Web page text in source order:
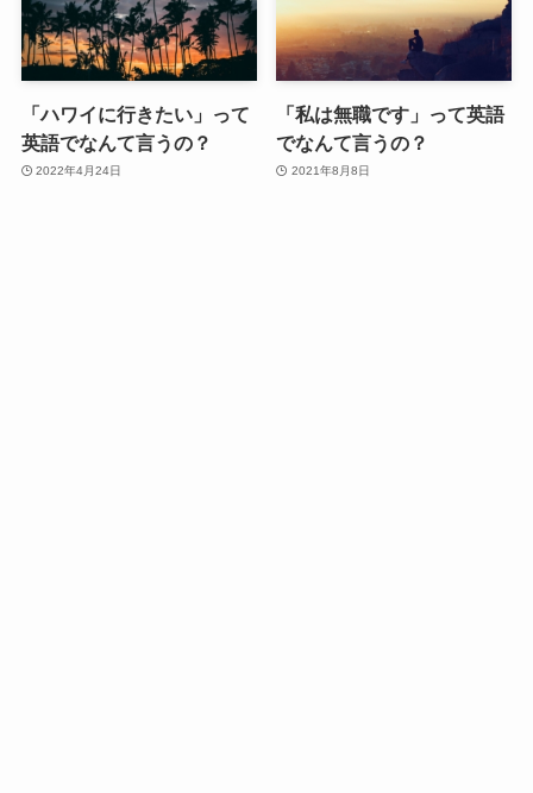
「ハワイに行きたい」って
英語でなんて言うの？
2022年4月24日
「私は無職です」って英語
でなんて言うの？
2021年8月8日